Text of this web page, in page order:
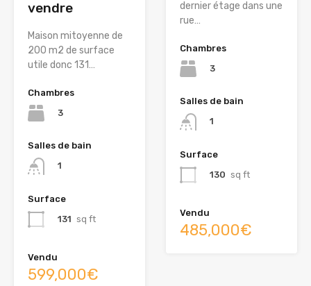
vendre
Maison mitoyenne de
200 m2 de surface
utile donc 131…
Chambres
3
Salles de bain
1
Surface
131 sq ft
Vendu
599,000€
dernier étage dans une
rue…
Chambres
3
Salles de bain
1
Surface
130 sq ft
Vendu
485,000€